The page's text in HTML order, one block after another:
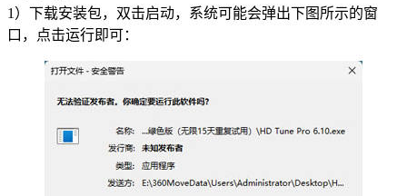
1）下载安装包，双击启动，系统可能会弹出下图所示的窗
口，点击运行即可：